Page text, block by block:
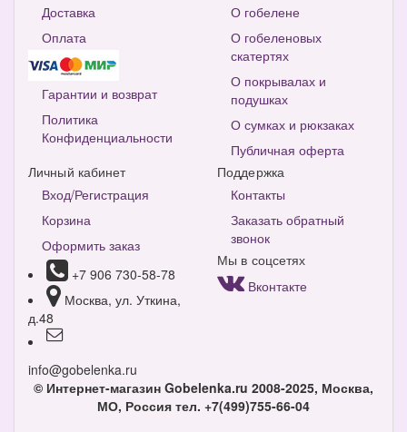
Доставка
Оплата
Гарантии и возврат
Политика
Конфиденциальности
О гобелене
О гобеленовых
скатертях
О покрывалах и
подушках
О сумках и рюкзаках
Публичная оферта
Личный кабинет
Вход/Регистрация
Корзина
Оформить заказ
+7 906 730-58-78
Москва, ул. Уткина,
д.48
info@gobelenka.ru
Поддержка
Контакты
Заказать обратный
звонок
Мы в соцсетях
Вконтакте
© Интернет-магазин Gobelenka.ru 2008-2025, Москва,
МО, Россия тел. +7(499)755-66-04